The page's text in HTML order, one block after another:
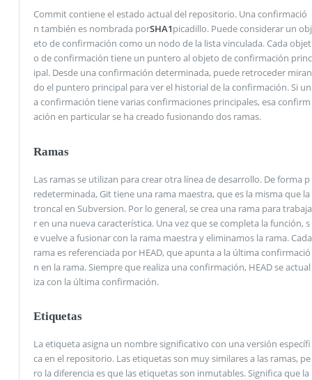
Commit contiene el estado actual del repositorio. Una confirmació
n también es nombrada porSHA1picadillo. Puede considerar un obj
eto de confirmación como un nodo de la lista vinculada. Cada objet
o de confirmación tiene un puntero al objeto de confirmación princ
ipal. Desde una confirmación determinada, puede retroceder miran
do el puntero principal para ver el historial de la confirmación. Si un
a confirmación tiene varias confirmaciones principales, esa confirm
ación en particular se ha creado fusionando dos ramas.
Ramas
Las ramas se utilizan para crear otra línea de desarrollo. De forma p
redeterminada, Git tiene una rama maestra, que es la misma que la
troncal en Subversion. Por lo general, se crea una rama para trabaja
r en una nueva característica. Una vez que se completa la función, s
e vuelve a fusionar con la rama maestra y eliminamos la rama. Cada
rama es referenciada por HEAD, que apunta a la última confirmació
n en la rama. Siempre que realiza una confirmación, HEAD se actual
iza con la última confirmación.
Etiquetas
La etiqueta asigna un nombre significativo con una versión específi
ca en el repositorio. Las etiquetas son muy similares a las ramas, pe
ro la diferencia es que las etiquetas son inmutables. Significa que la